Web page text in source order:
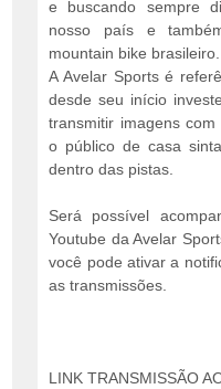
e buscando sempre
nosso país e
mountain bike brasileiro.
A Avelar Sports é
desde seu início
transmitir imagens
o público de casa
dentro das pistas.
Será possível
Youtube da Avelar
você pode ativar a
as transmissões.
LINK TRANSMISSÃO